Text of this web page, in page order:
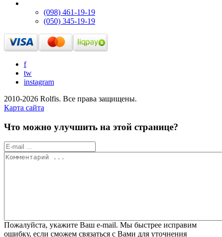
(098) 461-19-19
(050) 345-19-19
f
tw
instagram
2010-2026 Rolfis. Все права защищены.
Карта сайта
Что можно улучшить на этой странице?
Пожалуйста, укажите Ваш e-mail. Мы быстрее исправим
ошибку, если сможем связаться с Вами для уточнения